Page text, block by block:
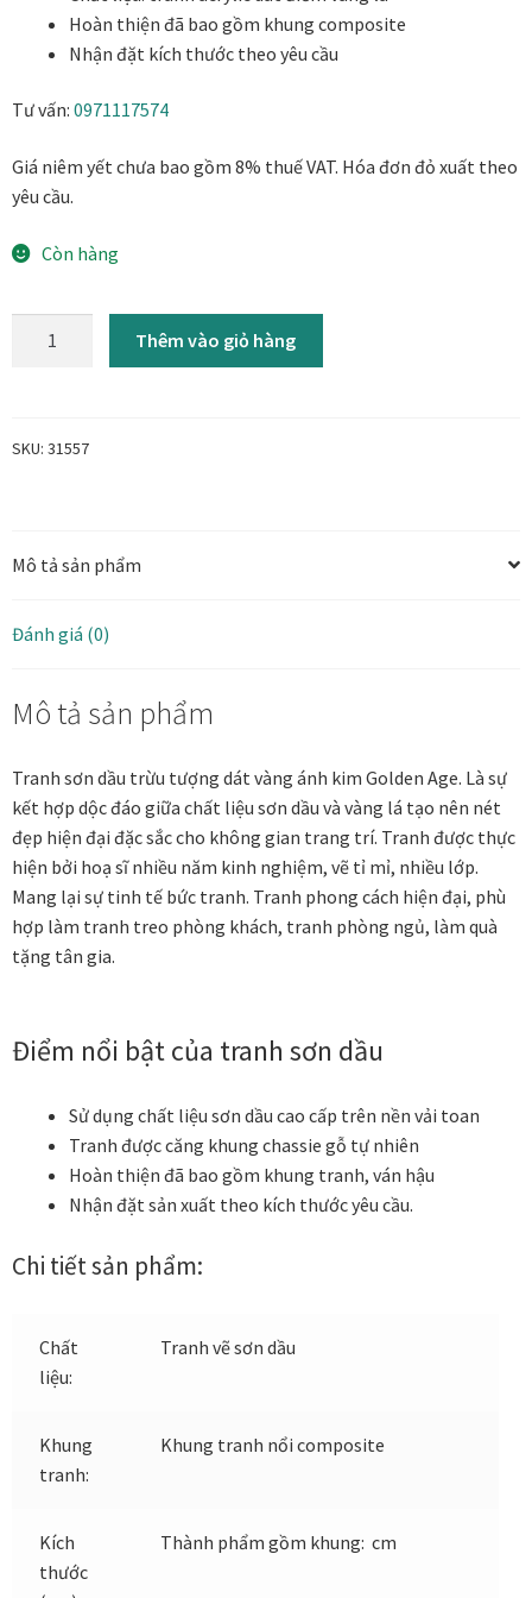
Danh Lam Collection
Kim Mã – Tranh sơn mài dát vàng
Liên Hoa – Tranh hoa sen sơn mài
Saigon In Monochrome
Tranh điêu khắc gỗ Collection
Tranh sơn mài Thư Pháp
Trống Đồng Collection
Viên Dung Collection
Vũ khúc thiên nga Collection
Wheels of Time
Catalogue
Catalogue Bộ Sưu Tập Mã Vương
Câu hỏi thường gặp khi mua tranh tại Mia Home
Dây treo Tết Bính Ngọ 2026
Đóng khung tranh thảm Dubai
Đóng khung ảnh
5.696.000₫.
Hoàn thiện đã bao gồm khung composite
Nhận đặt kích thước theo yêu cầu
Tư vấn: 0971117574
Giá niêm yết chưa bao gồm 8% thuế VAT. Hóa đơn đỏ xuất theo
yêu cầu.
Còn hàng
treo
sơn
trừu
vàng
số
lượng
Thêm vào giỏ hàng
SKU: 31557
Mô tả sản phẩm
Đánh giá (0)
Mô tả sản phẩm
Tranh sơn dầu trừu tượng dát vàng ánh kim Golden Age. Là sự
kết hợp dộc đáo giữa chất liệu sơn dầu và vàng lá tạo nên nét
đẹp hiện đại đặc sắc cho không gian trang trí. Tranh được thực
hiện bởi hoạ sĩ nhiều năm kinh nghiệm, vẽ tỉ mỉ, nhiều lớp.
Mang lại sự tinh tế bức tranh. Tranh phong cách hiện đại, phù
hợp làm tranh treo phòng khách, tranh phòng ngủ, làm quà
tặng tân gia.
Điểm nổi bật của tranh sơn dầu
Sử dụng chất liệu sơn dầu cao cấp trên nền vải toan
Tranh được căng khung chassie gỗ tự nhiên
Hoàn thiện đã bao gồm khung tranh, ván hậu
Nhận đặt sản xuất theo kích thước yêu cầu.
Chi tiết sản phẩm:
Chất
liệu:
Tranh vẽ sơn dầu
Khung
tranh:
Khung tranh nổi composite
Kích
thước
Thành phẩm gồm khung: cm